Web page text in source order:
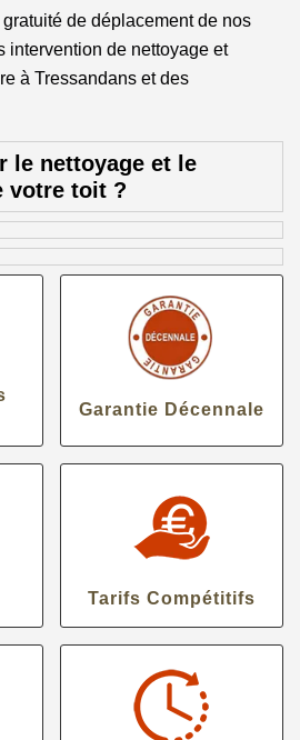
de déplacement de nos
intervention de nettoyage et
à Tressandans et des
le nettoyage et le
votre toit ?
Garantie Décennale
Tarifs Compétitifs